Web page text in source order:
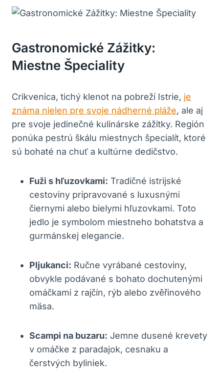
Gastronomické Zážitky:
Miestne Špeciality
Crikvenica, tichý klenot na pobreží Istrie, je
známa nielen pre svoje nádherné pláže, ale aj
pre svoje jedinečné kulinárske zážitky. Región
ponúka pestrú škálu miestnych špecialít, ktoré
sú bohaté na chuť a kultúrne dedičstvo.
Fuži s hľuzovkami: Tradičné istrijské
cestoviny pripravované s luxusnými
čiernymi alebo bielymi hľuzovkami. Toto
jedlo je symbolom miestneho bohatstva a
gurmánskej elegancie.
Pljukanci: Ručne vyrábané cestoviny,
obvykle podávané s bohato dochutenými
omáčkami z rajčín, rýb alebo zvěřinového
mäsa.
Scampi na buzaru: Jemne dusené krevety
v omáčke z paradajok, cesnaku a
čerstvých byliniek.